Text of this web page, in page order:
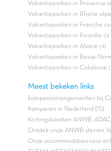
Vakantieparken in Provence-
Vakantieparken in Rhone
Vakantieparken in Franche
Vakantieparken in Picardie (3)
Vakantieparken in Alsace (4)
Vakantieparken in Basse-
Vakantieparken in Catalonië
Meest bekeken links
kampeerarrangementen bij
Kamperen in Nederland (15)
Kortingskaarten ANWB, ADAC
Ontdek onze ANWB sterren
Onze accommodaties voor